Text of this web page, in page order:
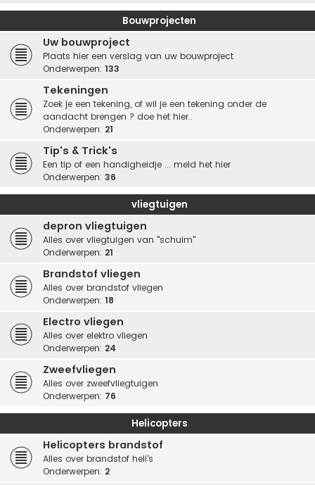
Bouwprojecten
Uw bouwproject
Plaats hier een verslag van uw bouwproject
Onderwerpen: 133
Tekeningen
Zoek je een tekening, of wil je een tekening onder de
aandacht brengen ? doe het hier..
Onderwerpen: 21
Tip's & Trick's
Een tip of een handigheidje ... meld het hier
Onderwerpen: 36
vliegtuigen
depron vliegtuigen
Alles over vliegtuigen van "schuim"
Onderwerpen: 21
Brandstof vliegen
Alles over brandstof vliegen
Onderwerpen: 18
Electro vliegen
Alles over elektro vliegen
Onderwerpen: 24
Zweefvliegen
Alles over zweefvliegtuigen
Onderwerpen: 76
Helicopters
Helicopters brandstof
Alles over brandstof heli's
Onderwerpen: 2